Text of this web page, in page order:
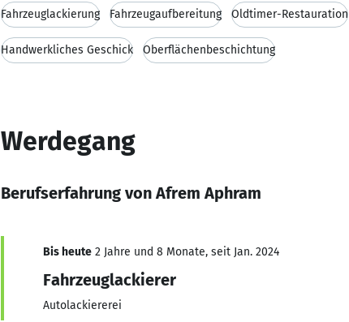
Fahrzeuglackierung Fahrzeugaufbereitung Oldtimer-Restauration
Handwerkliches Geschick Oberflächenbeschichtung
Werdegang
Berufserfahrung von Afrem Aphram
Bis heute 2 Jahre und 8 Monate, seit Jan. 2024
Fahrzeuglackierer
Autolackiererei